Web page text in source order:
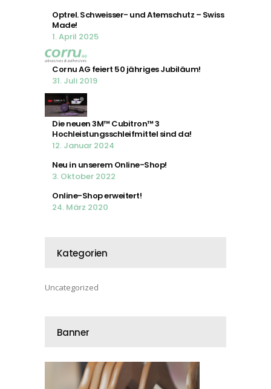
Optrel. Schweisser- und Atemschutz – Swiss
Made!
1. April 2025
Cornu AG feiert 50 jähriges Jubiläum!
31. Juli 2019
Die neuen 3M™ Cubitron™ 3
Hochleistungsschleifmittel sind da!
12. Januar 2024
Neu in unserem Online-Shop!
3. Oktober 2022
Online-Shop erweitert!
24. März 2020
Kategorien
Uncategorized
Banner